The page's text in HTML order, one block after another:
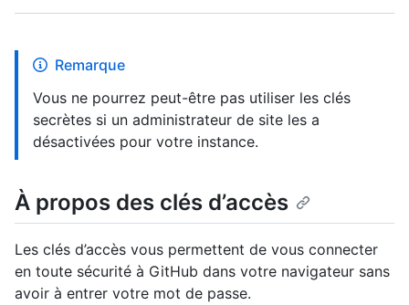
Remarque
Vous ne pourrez peut-être pas utiliser les clés
secrètes si un administrateur de site les a
désactivées pour votre instance.
À propos des clés d’accès
Les clés d’accès vous permettent de vous connecter
en toute sécurité à GitHub dans votre navigateur sans
avoir à entrer votre mot de passe.